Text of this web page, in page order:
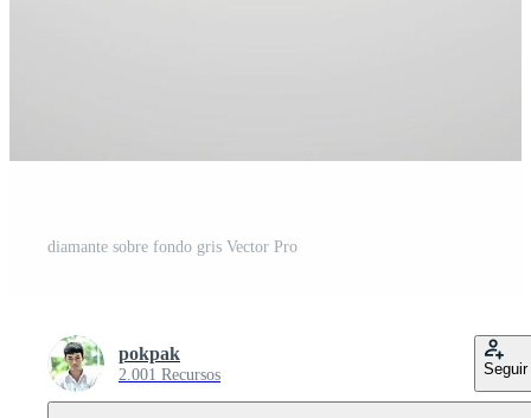
diamante sobre fondo gris Vector Pro
pokpak
2.001 Recursos Seguir